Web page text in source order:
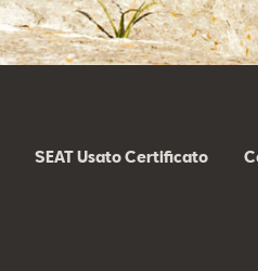
SEAT Usato Certificato